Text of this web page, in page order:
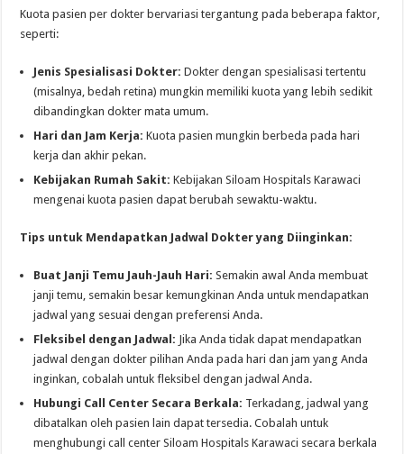
Kuota pasien per dokter bervariasi tergantung pada beberapa faktor,
seperti:
Jenis Spesialisasi Dokter: Dokter dengan spesialisasi tertentu
(misalnya, bedah retina) mungkin memiliki kuota yang lebih sedikit
dibandingkan dokter mata umum.
Hari dan Jam Kerja: Kuota pasien mungkin berbeda pada hari
kerja dan akhir pekan.
Kebijakan Rumah Sakit: Kebijakan Siloam Hospitals Karawaci
mengenai kuota pasien dapat berubah sewaktu-waktu.
Tips untuk Mendapatkan Jadwal Dokter yang Diinginkan:
Buat Janji Temu Jauh-Jauh Hari: Semakin awal Anda membuat
janji temu, semakin besar kemungkinan Anda untuk mendapatkan
jadwal yang sesuai dengan preferensi Anda.
Fleksibel dengan Jadwal: Jika Anda tidak dapat mendapatkan
jadwal dengan dokter pilihan Anda pada hari dan jam yang Anda
inginkan, cobalah untuk fleksibel dengan jadwal Anda.
Hubungi Call Center Secara Berkala: Terkadang, jadwal yang
dibatalkan oleh pasien lain dapat tersedia. Cobalah untuk
menghubungi call center Siloam Hospitals Karawaci secara berkala